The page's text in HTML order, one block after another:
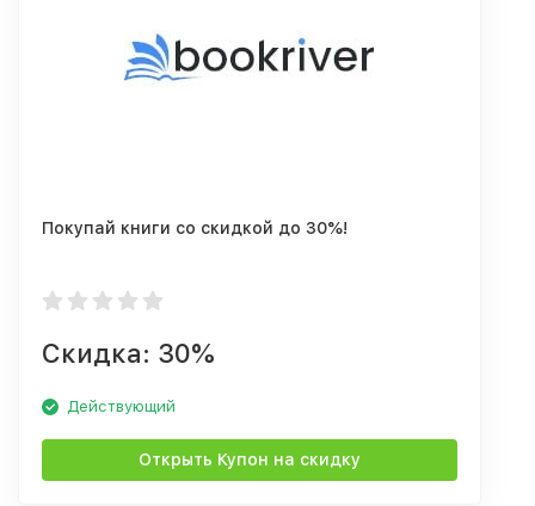
Покупай книги со скидкой до 30%!
Скидка: 30%
Действующий
Открыть Купон на скидку